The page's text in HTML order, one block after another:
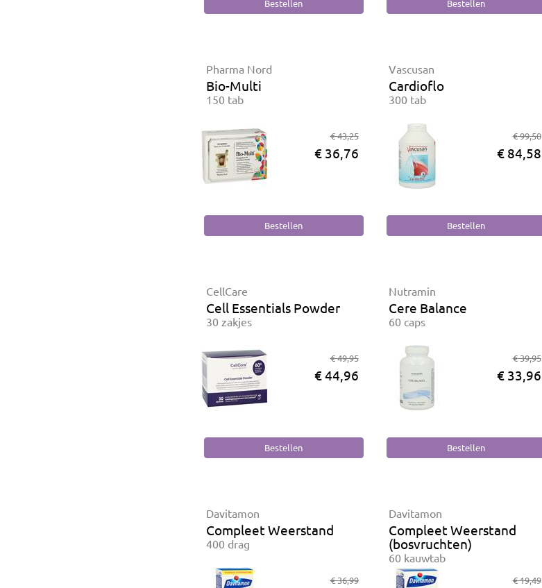
Pharma Nord
Bio-Multi
150 tab
€ 43,25
€ 36,76
Vascusan
Cardioflo
300 tab
€ 99,50
€ 84,58
CellCare
Cell Essentials Powder
30 zakjes
€ 49,95
€ 44,96
Nutramin
Cere Balance
60 caps
€ 39,95
€ 33,96
Davitamon
Compleet Weerstand
400 drag
€ 36,99
Davitamon
Compleet Weerstand
(bosvruchten)
60 kauwtab
€ 19,49